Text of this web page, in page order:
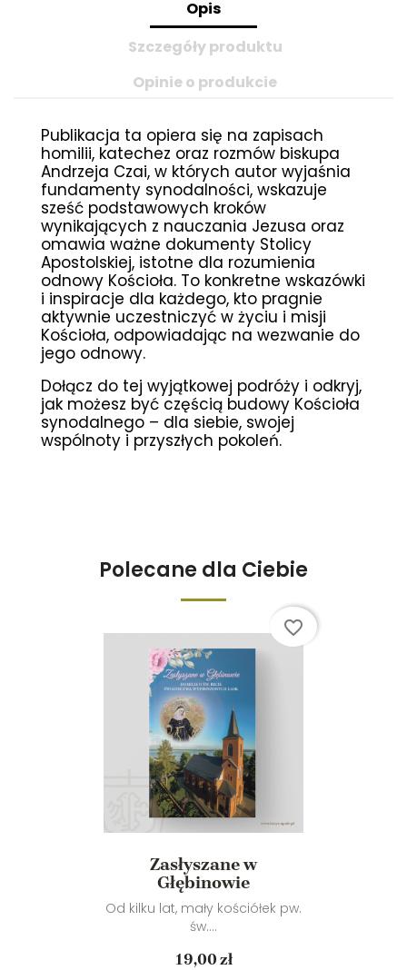
Opis
Szczegóły produktu
Opinie o produkcie
Publikacja ta opiera się na zapisach
homilii, katechez oraz rozmów biskupa
Andrzeja Czai, w których autor wyjaśnia
fundamenty synodalności, wskazuje
sześć podstawowych kroków
wynikających z nauczania Jezusa oraz
omawia ważne dokumenty Stolicy
Apostolskiej, istotne dla rozumienia
odnowy Kościoła. To konkretne wskazówki
i inspiracje dla każdego, kto pragnie
aktywnie uczestniczyć w życiu i misji
Kościoła, odpowiadając na wezwanie do
jego odnowy.
Dołącz do tej wyjątkowej podróży i odkryj,
jak możesz być częścią budowy Kościoła
synodalnego – dla siebie, swojej
wspólnoty i przyszłych pokoleń.
Polecane dla Ciebie
Zasłyszane w
Głębinowie
Od kilku lat, mały kościółek pw.
św....
19,00 zł
favorite_border